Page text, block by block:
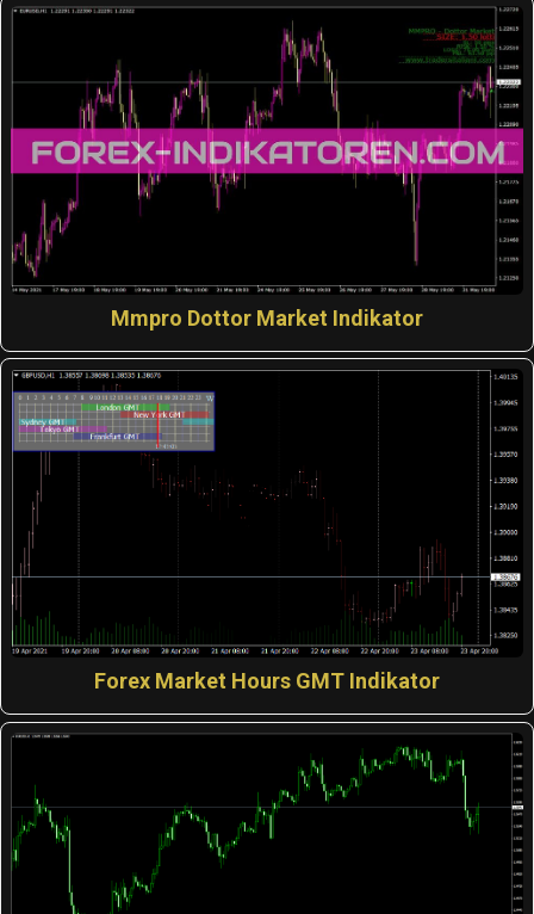
Mmpro Dottor Market Indikator
Forex Market Hours GMT Indikator